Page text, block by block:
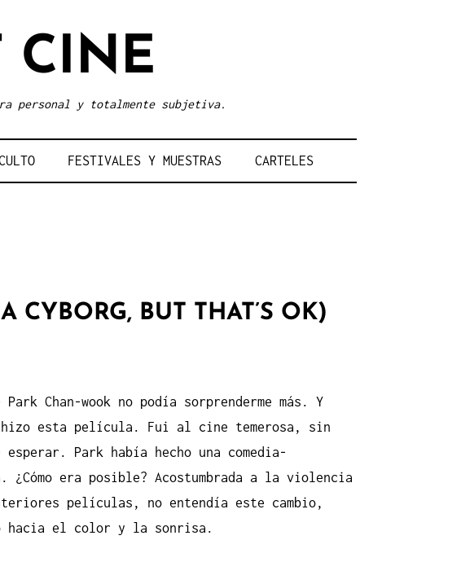
CINE
personal y totalmente subjetiva.
FESTIVALES Y MUESTRAS CARTELES
CYBORG, BUT THAT’S OK)
Chan-wook no podía sorprenderme más. Y
hizo esta película. Fui al cine temerosa, sin
esperar. Park había hecho una comedia-
¿Cómo era posible? Acostumbrada a la violencia
películas, no entendía este cambio,
hacia el color y la sonrisa.